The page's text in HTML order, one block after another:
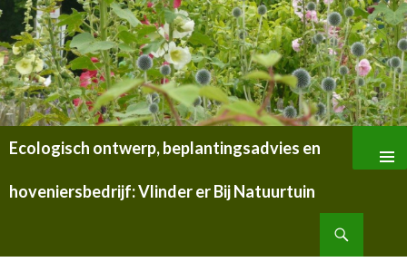
Ecologisch ontwerp, beplantingsadvies en
hoveniersbedrijf: Vlinder er Bij Natuurtuin
NAAR
INHOUD